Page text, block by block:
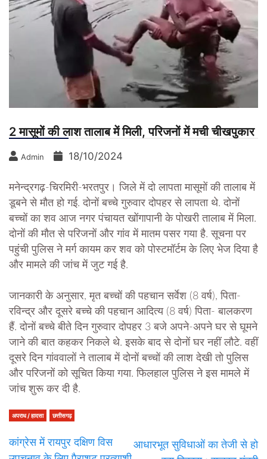
2 मासूमों की लाश तालाब में मिली, परिजनों में मची चीखपुकार
Admin 18/10/2024
मनेन्द्रगढ़-चिरमिरी-भरतपुर। जिले में दो लापता मासूमों की तालाब में
डूबने से मौत हो गई. दोनों बच्चे गुरुवार दोपहर से लापता थे. दोनों
बच्चों का शव आज नगर पंचायत खोंगापानी के पोखरी तालाब में मिला.
दोनों की मौत से परिजनों और गांव में मातम पसर गया है. सूचना पर
पहुंची पुलिस ने मर्ग कायम कर शव को पोस्टमॉर्टम के लिए भेज दिया है
और मामले की जांच में जुट गई है.
जानकारी के अनुसार, मृत बच्चों की पहचान सर्वेश (8 वर्ष), पिता-
रविन्द्र और दूसरे बच्चे की पहचान आदित्य (8 वर्ष) पिता- बालकरण
हैं. दोनों बच्चे बीते दिन गुरुवार दोपहर 3 बजे अपने-अपने घर से घूमने
जाने की बात कहकर निकले थे. इसके बाद से दोनों घर नहीं लौटे. वहीं
दूसरे दिन गांववालों ने तालाब में दोनों बच्चों की लाश देखी तो पुलिस
और परिजनों को सूचित किया गया. फिलहाल पुलिस ने इस मामले में
जांच शुरू कर दी है.
अपराध / हादसा छत्तीसगढ़
कांग्रेस में रायपुर दक्षिण विस
आधारभूत सुविधाओं का तेजी से हो